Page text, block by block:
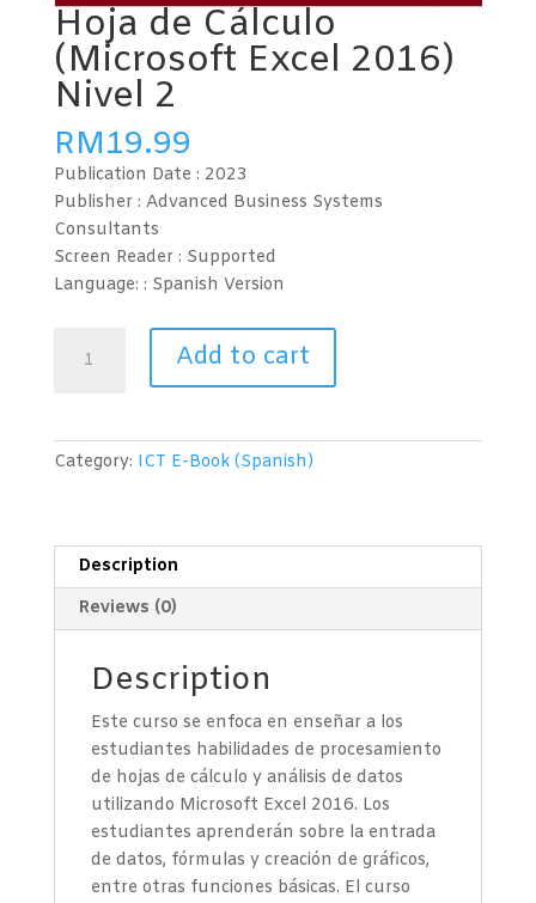
Hoja de Cálculo
(Microsoft Excel 2016)
Nivel 2
RM19.99
Publication Date : 2023
Publisher : Advanced Business Systems
Consultants
Screen Reader : Supported
Language: : Spanish Version
Excel
quantity
Add to cart
Category: ICT E-Book (Spanish)
Description
Reviews (0)
Description
Este curso se enfoca en enseñar a los
estudiantes habilidades de procesamiento
de hojas de cálculo y análisis de datos
utilizando Microsoft Excel 2016. Los
estudiantes aprenderán sobre la entrada
de datos, fórmulas y creación de gráficos,
entre otras funciones básicas. El curso